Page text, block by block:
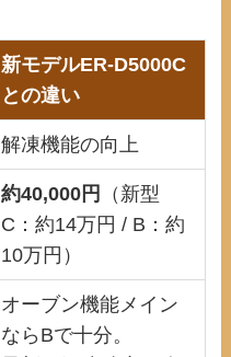
新モデルER-D5000C
との違い
解凍機能の向上
約40,000円
（新型
C：約14万円 / B：約
10万円）
オーブン機能メイン
ならBで十分。